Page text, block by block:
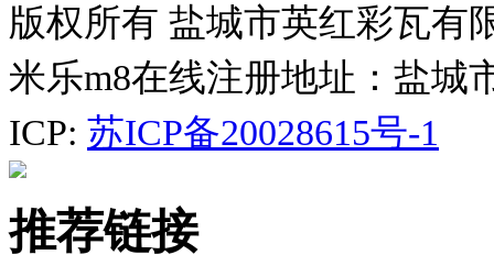
版权所有 盐城市英红彩瓦有
米乐m8在线注册地址：盐城
ICP: 苏ICP备20028615号-1
推荐链接